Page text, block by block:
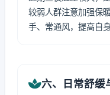
较弱人群注意加强保
手、常通风，提高自
六、日常舒缓